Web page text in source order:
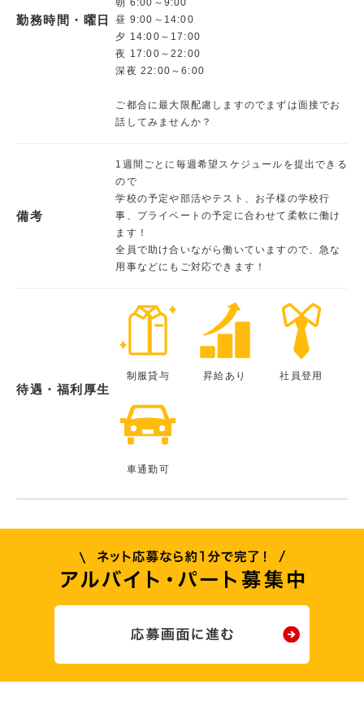
勤務時間・曜日
朝 6:00～9:00
昼 9:00～14:00
夕 14:00～17:00
夜 17:00～22:00
深夜 22:00～6:00
ご都合に最大限配慮しますのでまずは面接でお
話してみませんか？
備考
1週間ごとに毎週希望スケジュールを提出できる
ので
学校の予定や部活やテスト、お子様の学校行
事、プライベートの予定に合わせて柔軟に働け
ます！
全員で助け合いながら働いていますので、急な
用事などにもご対応できます！
待遇・福利厚生
制服貸与 昇給あり 社員登用
車通勤可